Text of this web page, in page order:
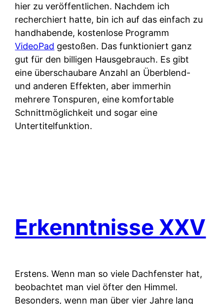
hier zu veröffentlichen. Nachdem ich
recherchiert hatte, bin ich auf das einfach zu
handhabende, kostenlose Programm
VideoPad gestoßen. Das funktioniert ganz
gut für den billigen Hausgebrauch. Es gibt
eine überschaubare Anzahl an Überblend-
und anderen Effekten, aber immerhin
mehrere Tonspuren, eine komfortable
Schnittmöglichkeit und sogar eine
Untertitelfunktion.
Erkenntnisse XXV
Erstens. Wenn man so viele Dachfenster hat,
beobachtet man viel öfter den Himmel.
Besonders, wenn man über vier Jahre lang